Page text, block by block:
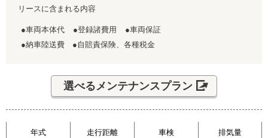
リースに含まれる内容
●車両本体代 ●登録諸費用
●車両保証
●納車陸送費 ●自賠責保険、各種税金
選べるメンテナンスプラン
年式
走行距離
車検
排気量